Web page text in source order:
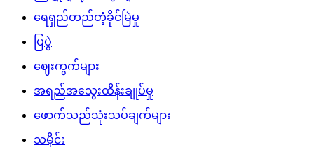
ရေရှည်တည်တံ့ခိုင်မြဲမှု
ပြပွဲ
ဈေးကွက်များ
အရည်အသွေးထိန်းချုပ်မှု
ဖောက်သည်သုံးသပ်ချက်များ
သမိုင်း